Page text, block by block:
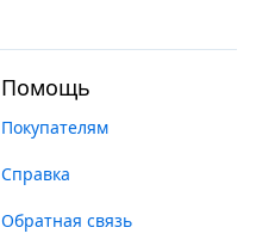
Помощь
Покупателям
Справка
Обратная связь